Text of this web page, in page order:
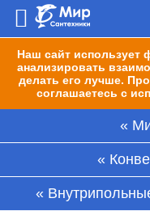
Наш сайт использует
анализировать
делать его лучше.
соглашаетесь с